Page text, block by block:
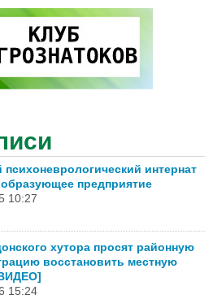
психоневрологический интернат
предприятие
10:27
хутора просят районную
восстановить местную
15:24